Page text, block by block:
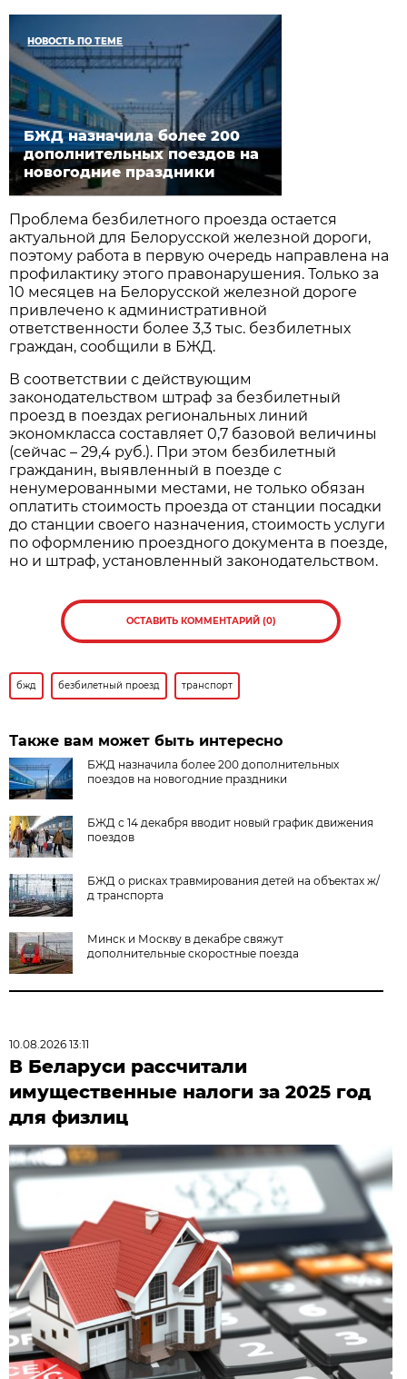
НОВОСТЬ ПО ТЕМЕ
БЖД назначила более 200
дополнительных поездов на
новогодние праздники
Проблема безбилетного проезда остается
актуальной для Белорусской железной дороги,
поэтому работа в первую очередь направлена на
профилактику этого правонарушения. Только за
10 месяцев на Белорусской железной дороге
привлечено к административной
ответственности более 3,3 тыс. безбилетных
граждан, сообщили в БЖД.
В соответствии с действующим
законодательством штраф за безбилетный
проезд в поездах региональных линий
экономкласса составляет 0,7 базовой величины
(сейчас – 29,4 руб.). При этом безбилетный
гражданин, выявленный в поезде с
ненумерованными местами, не только обязан
оплатить стоимость проезда от станции посадки
до станции своего назначения, стоимость услуги
по оформлению проездного документа в поезде,
но и штраф, установленный законодательством.
ОСТАВИТЬ КОММЕНТАРИЙ (0)
бжд безбилетный проезд транспорт
Также вам может быть интересно
БЖД назначила более 200 дополнительных
поездов на новогодние праздники
БЖД с 14 декабря вводит новый график движения
поездов
БЖД о рисках травмирования детей на объектах ж/
д транспорта
Минск и Москву в декабре свяжут
дополнительные скоростные поезда
10.08.2026 13:11
В Беларуси рассчитали
имущественные налоги за 2025 год
для физлиц